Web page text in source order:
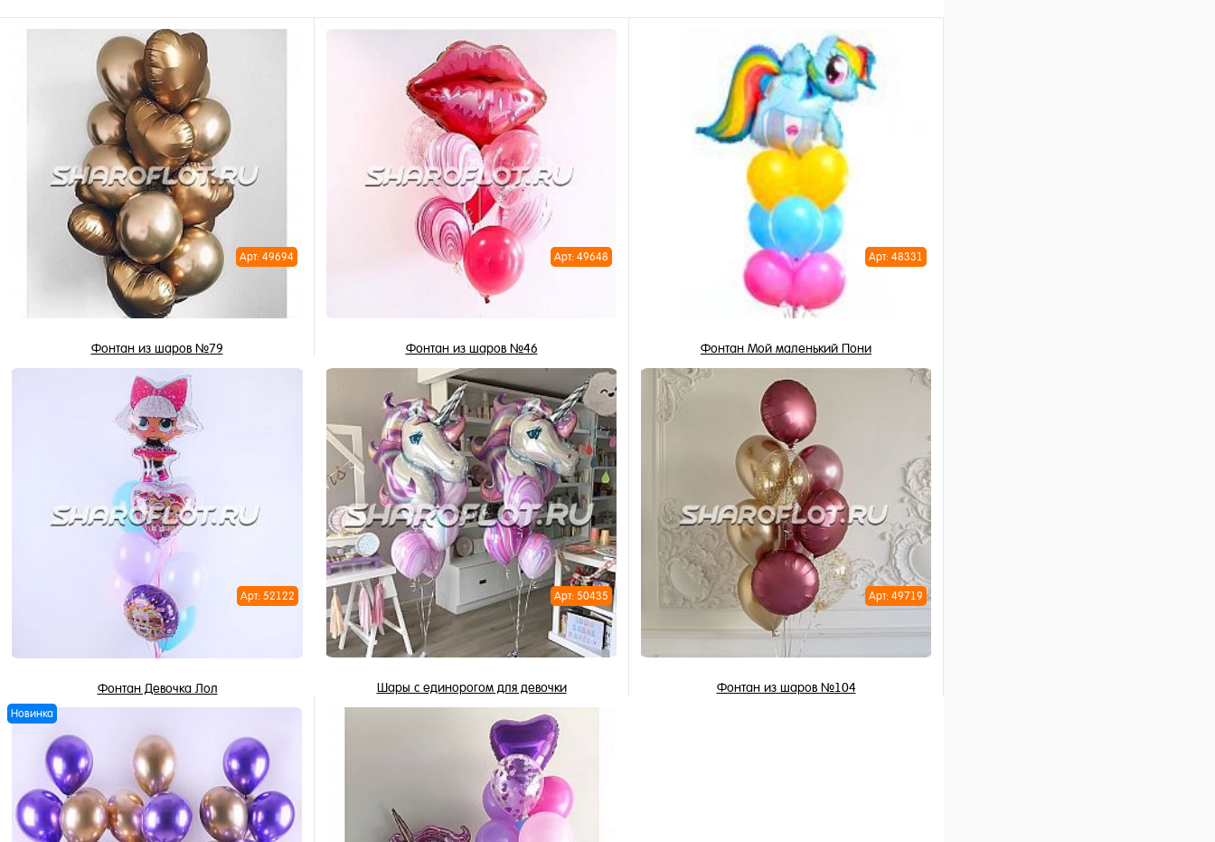
Арт: 49694
Фонтан из шаров №79
4 619 ₽/ шт
В корзину
Купить в 1 клик
В избранное
Арт: 49648
Фонтан из шаров №46
3 057 ₽/ шт
В корзину
Купить в 1 клик
В избранное
В наличии
Арт: 48331
Фонтан Мой маленький Пони
2 504 ₽/ шт
В корзину
Купить в 1 клик
В избранное
В наличии
Арт: 52122
Фонтан Девочка Лол
2 856 ₽/ шт
В корзину
Арт: 50435
Шары с единорогом для девочки
/ шт
В корзину
Арт: 49719
Фонтан из шаров №104
Новинка